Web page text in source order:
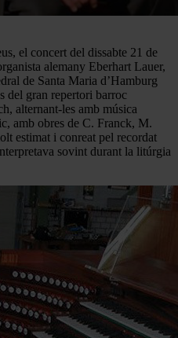
el concert del dissabte 21 de
alemany Eberhart Lauer,
de Santa Maria d’Hamburg
del gran repertori barroc
alternant-les amb música
amb obres de C. Franck, M.
estimat i conreat pel recordat
sovint durant la litúrgia